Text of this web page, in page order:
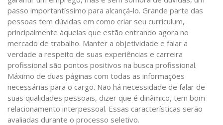
passo importantíssimo para alcançá-lo. Grande parte das
pessoas tem dúvidas em como criar seu curriculum,
principalmente àquelas que estão entrando agora no
mercado de trabalho. Manter a objetividade e falar a
verdade a respeito de suas experiências e carreira
profissional são pontos positivos na busca profissional.
Máximo de duas páginas com todas as informações
necessárias para o cargo. Não há necessidade de falar de
suas qualidades pessoais, dizer que é dinâmico, tem bom
relacionamento interpessoal. Essas características serão
avaliadas durante o processo seletivo.